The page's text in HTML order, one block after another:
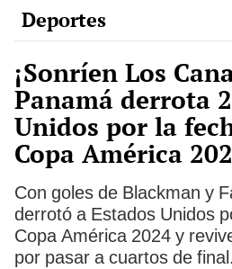
Deportes
¡Sonríen Los
Panamá derrota
Unidos por la
Copa América
Con goles de Blackman y
derrotó a Estados Unidos
Copa América 2024 y
por pasar a cuartos de final.